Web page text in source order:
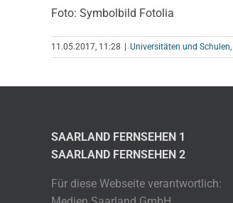
Foto: Symbolbild Fotolia
11.05.2017, 11:28 | Universitäten und Schulen,
SAARLAND FERNSEHEN 1
SAARLAND FERNSEHEN 2
Für diese Webseite verantwortlich: